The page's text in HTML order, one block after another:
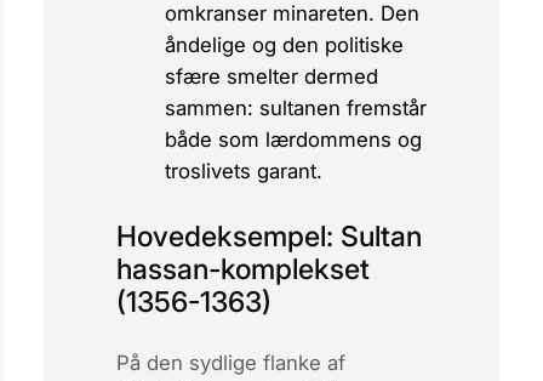
omkranser minareten. Den
åndelige og den politiske
sfære smelter dermed
sammen: sultanen fremstår
både som lærdommens og
troslivets garant.
Hovedeksempel: Sultan
hassan-komplekset
(1356-1363)
På den sydlige flanke af